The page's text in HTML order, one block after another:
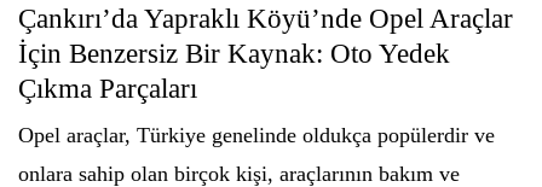
Çankırı’da Yapraklı Köyü’nde Opel Araçlar
İçin Benzersiz Bir Kaynak: Oto Yedek
Çıkma Parçaları
Opel araçlar, Türkiye genelinde oldukça popülerdir ve
onlara sahip olan birçok kişi, araçlarının bakım ve